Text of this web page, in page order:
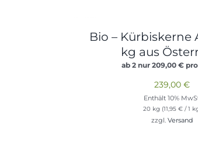
Bio – Kürbiskerne
kg aus
ab 2 nur209,00€
239,00€
Enthält 10%
20 kg (11,95 €/ 1
zzgl.Versand